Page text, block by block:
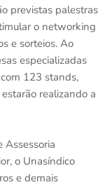
previstas palestras
o networking
e sorteios. Ao
especializadas
123 stands,
realizando a
Assessoria
o Unasíndico
e demais